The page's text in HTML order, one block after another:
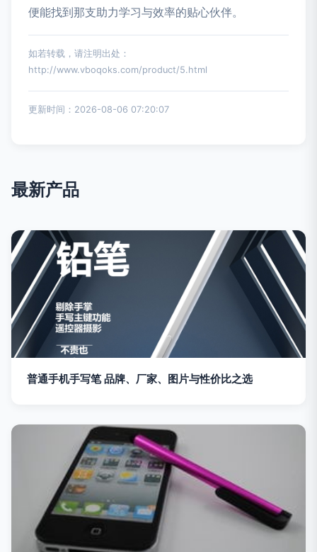
便能找到那支助力学习与效率的贴心伙伴。
如若转载，请注明出处：
http://www.vboqoks.com/product/5.html
更新时间：2026-08-06 07:20:07
最新产品
普通手机手写笔 品牌、厂家、图片与性价比之选